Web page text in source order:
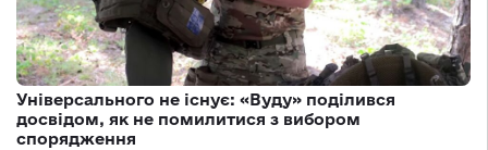
Універсального не існує: «Вуду» поділився
досвідом, як не помилитися з вибором
спорядження